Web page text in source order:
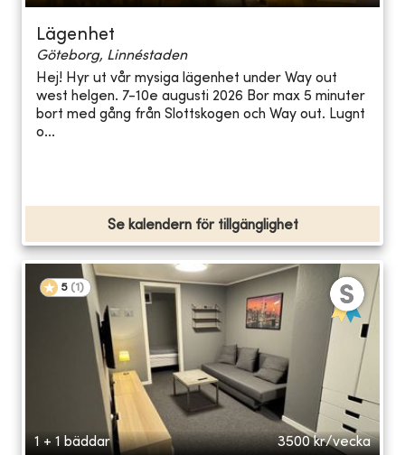
Lägenhet
Göteborg, Linnéstaden
Hej! Hyr ut vår mysiga lägenhet under Way out
west helgen. 7-10e augusti 2026 Bor max 5 minuter
bort med gång från Slottskogen och Way out. Lugnt
o...
Se kalendern för tillgänglighet
5 (1 )
1 + 1 bäddar 3500 kr/vecka